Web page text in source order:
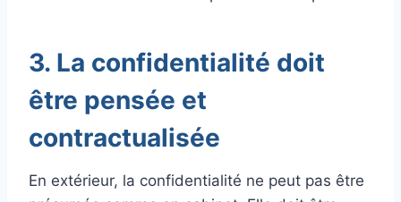
3. La confidentialité doit
être pensée et
contractualisée
En extérieur, la confidentialité ne peut pas être